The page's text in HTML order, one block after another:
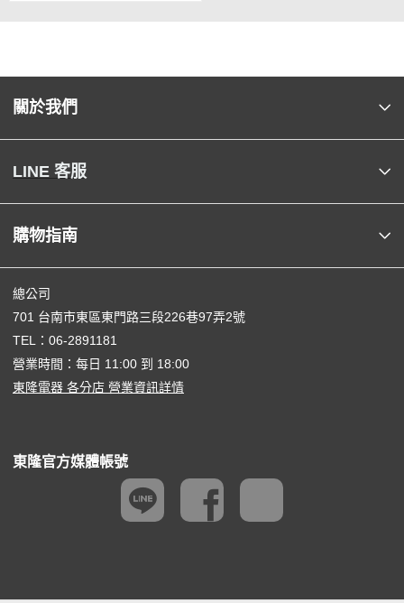
關於我們
LINE 客服
購物指南
總公司
701 台南市東區東門路三段226巷97弄2號
TEL： 06-2891181
營業時間：每日 11:00 到 18:00
東隆電器 各分店 營業資訊詳情
東隆官方媒體帳號